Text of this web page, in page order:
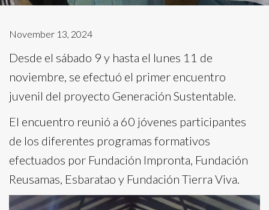
November 13, 2024
Desde el sábado 9 y hasta el lunes 11 de
noviembre, se efectuó el primer encuentro
juvenil del proyecto Generación Sustentable.
El encuentro reunió a 60 jóvenes participantes
de los diferentes programas formativos
efectuados por Fundación Impronta, Fundación
Reusamas, Esbaratao y Fundación Tierra Viva.